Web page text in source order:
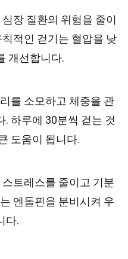
심장 질환의 위험을 줄이
적인 걷기는 혈압을 낮
개선합니다.
를 소모하고 체중을 관
. 하루에 30분씩 걷는 것
도움이 됩니다.
스트레스를 줄이고 기분
엔돌핀을 분비시켜 우
다.